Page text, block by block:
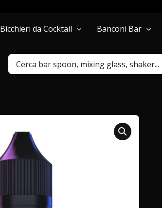
Bicchieri da Cocktail Banconi Bar
Ricerca
per: